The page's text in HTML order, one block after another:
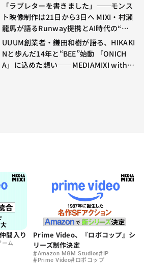
間入り
ーム
Prime Video、『ロボコップ』シ
リーズ制作決定
#Amazon MGM Studios#IP
#Prime Video#ロボコップ
「ラブレターを書きました」──モンス
ト映像制作は21日から3日へ MIXI・村瀨
龍馬が語るRunway提携とAI時代の“つ
くる”
UUUM創業者・鎌田和樹が語る、HIKAKI
Nと歩んだ14年と“BEE”始動 「ONICH
A」に込めた想い——MEDIAMIXI with in